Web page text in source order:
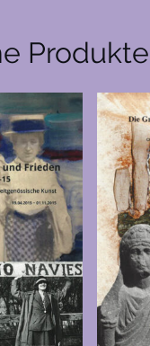
Produkte